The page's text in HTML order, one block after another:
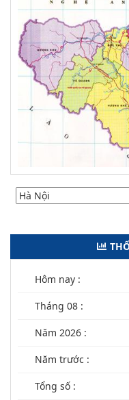
Hôm nay :
Tháng 08 :
Năm 2026 :
Năm trước :
Tổng số :